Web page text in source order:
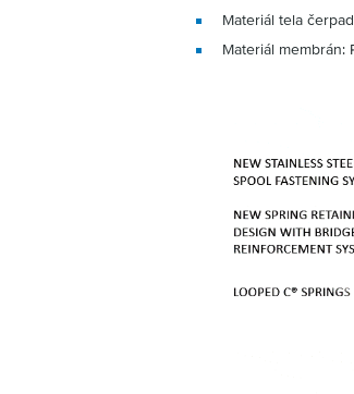
Materiál tela
Materiál membrán: